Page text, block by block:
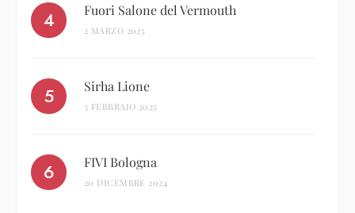
Fuori Salone del Vermouth
2 MARZO 2025
Sirha Lione
3 FEBBRAIO 2025
FIVI Bologna
20 DICEMBRE 2024